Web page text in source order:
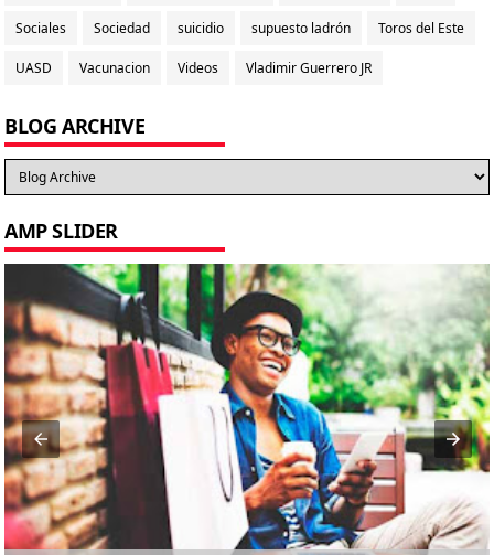
Sociales Sociedad suicidio supuesto ladrón Toros del Este
UASD Vacunacion Videos Vladimir Guerrero JR
BLOG ARCHIVE
AMP SLIDER